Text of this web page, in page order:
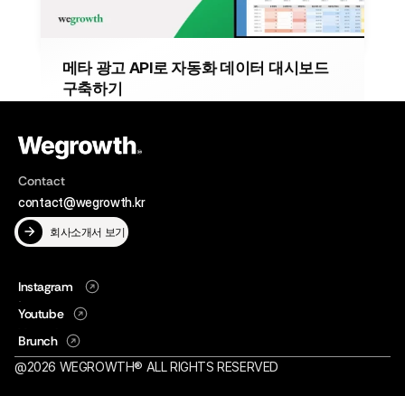
메타 광고 API로 자동화 데이터 대시보드
구축하기
해보세요.
Contact
contact@wegrowth.kr
회사소개서 보기
Instagram
Instagram
Youtube
Youtube
Brunch
Brunch
@2026 WEGROWTH® ALL RIGHTS RESERVED